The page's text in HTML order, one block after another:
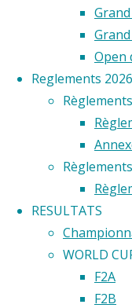
Open
Reglements 2026
RESULTATS
WORLD
F2A
F2B